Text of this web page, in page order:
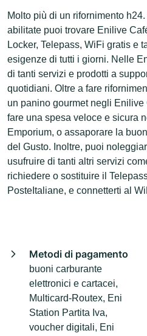
Molto più di un rifornimento
abilitate puoi trovare Enilive
Locker, Telepass, WiFi gratis e
esigenze di tutti i giorni. Nelle
di tanti servizi e prodotti a
quotidiani. Oltre a fare
un panino gourmet negli Enilive
fare una spesa veloce e sicura
Emporium, o assaporare la
del Gusto. Inoltre, puoi
usufruire di tanti altri servizi
richiedere o sostituire il
PosteItaliane, e connetterti al
Metodi di pagamento
buoni carburante
elettronici e cartacei,
Multicard-Routex, Eni
Station Partita Iva,
voucher digitali, Eni